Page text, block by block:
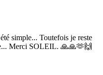
simple... Toutefois je reste
Merci SOLEIL. 🙏🙏🫶🙌